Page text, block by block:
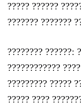
????? ??????
??????? ???????
???????? ??????:
????????????
????????? ?????
????? ????